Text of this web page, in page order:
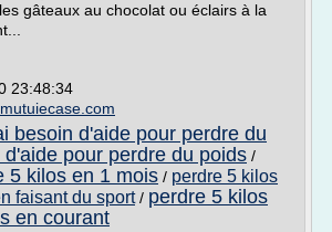
gâteaux au chocolat ou éclairs à la
23:48:34
besoin d'aide pour perdre du
d'aide pour perdre du poids /
5 kilos en 1 mois / perdre 5 kilos
faisant du sport/ perdre 5 kilos
en courant